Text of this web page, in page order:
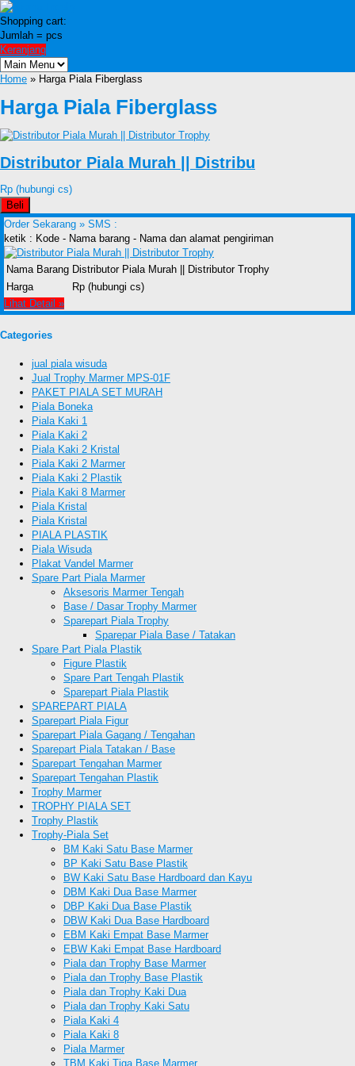
Shopping cart:
Jumlah = pcs
Keranjang
Home » Harga Piala Fiberglass
Harga Piala Fiberglass
Distributor Piala Murah || Distribu
Rp (hubungi cs)
Beli
Order Sekarang » SMS :
ketik : Kode - Nama barang - Nama dan alamat pengiriman
Nama Barang Distributor Piala Murah || Distributor Trophy
Harga
Rp (hubungi cs)
Lihat Detail »
Categories
jual piala wisuda
Jual Trophy Marmer MPS-01F
PAKET PIALA SET MURAH
Piala Boneka
Piala Kaki 1
Piala Kaki 2
Piala Kaki 2 Kristal
Piala Kaki 2 Marmer
Piala Kaki 2 Plastik
Piala Kaki 8 Marmer
Piala Kristal
Piala Kristal
PIALA PLASTIK
Piala Wisuda
Plakat Vandel Marmer
Spare Part Piala Marmer
Aksesoris Marmer Tengah
Base / Dasar Trophy Marmer
Sparepart Piala Trophy
Sparepar Piala Base / Tatakan
Spare Part Piala Plastik
Figure Plastik
Spare Part Tengah Plastik
Sparepart Piala Plastik
SPAREPART PIALA
Sparepart Piala Figur
Sparepart Piala Gagang / Tengahan
Sparepart Piala Tatakan / Base
Sparepart Tengahan Marmer
Sparepart Tengahan Plastik
Trophy Marmer
TROPHY PIALA SET
Trophy Plastik
Trophy-Piala Set
BM Kaki Satu Base Marmer
BP Kaki Satu Base Plastik
BW Kaki Satu Base Hardboard dan Kayu
DBM Kaki Dua Base Marmer
DBP Kaki Dua Base Plastik
DBW Kaki Dua Base Hardboard
EBM Kaki Empat Base Marmer
EBW Kaki Empat Base Hardboard
Piala dan Trophy Base Marmer
Piala dan Trophy Base Plastik
Piala dan Trophy Kaki Dua
Piala dan Trophy Kaki Satu
Piala Kaki 4
Piala Kaki 8
Piala Marmer
TBM Kaki Tiga Base Marmer